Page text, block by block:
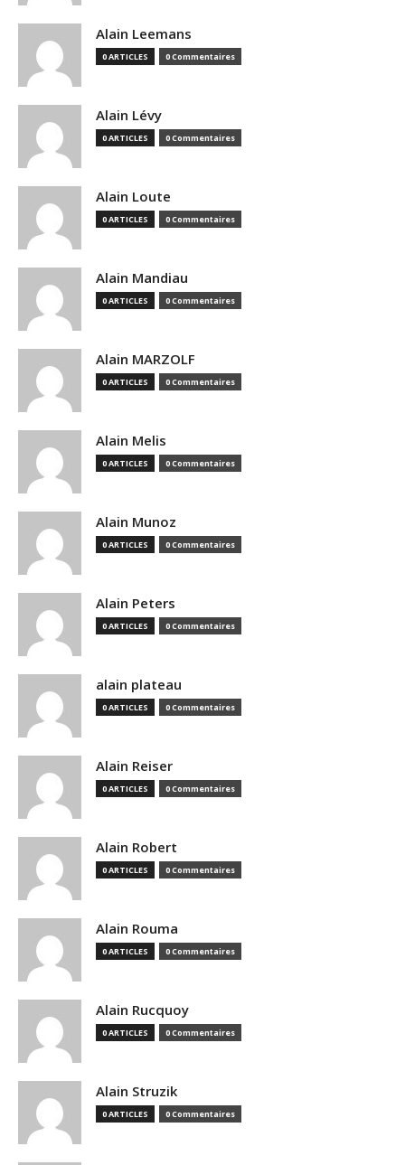
Alain Leemans
0 ARTICLES 0 Commentaires
Alain Lévy
0 ARTICLES 0 Commentaires
Alain Loute
0 ARTICLES 0 Commentaires
Alain Mandiau
0 ARTICLES 0 Commentaires
Alain MARZOLF
0 ARTICLES 0 Commentaires
Alain Melis
0 ARTICLES 0 Commentaires
Alain Munoz
0 ARTICLES 0 Commentaires
Alain Peters
0 ARTICLES 0 Commentaires
alain plateau
0 ARTICLES 0 Commentaires
Alain Reiser
0 ARTICLES 0 Commentaires
Alain Robert
0 ARTICLES 0 Commentaires
Alain Rouma
0 ARTICLES 0 Commentaires
Alain Rucquoy
0 ARTICLES 0 Commentaires
Alain Struzik
0 ARTICLES 0 Commentaires